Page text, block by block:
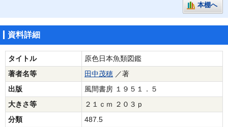
本棚へ
資料詳細
タイトル
原色日本魚類図鑑
著者名等
田中茂穂 ／著
出版
風間書房 １９５１．５
大きさ等
２１ｃｍ ２０３ｐ
分類
487.5